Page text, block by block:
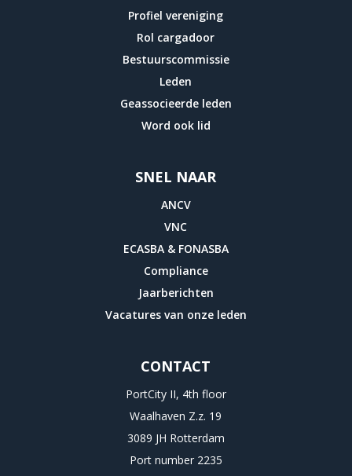
Profiel vereniging
Rol cargadoor
Bestuurscommissie
Leden
Geassocieerde leden
Word ook lid
SNEL NAAR
ANCV
VNC
ECASBA & FONASBA
Compliance
Jaarberichten
Vacatures van onze leden
CONTACT
PortCity II, 4th floor
Waalhaven Z.z. 19
3089 JH Rotterdam
Port number 2235